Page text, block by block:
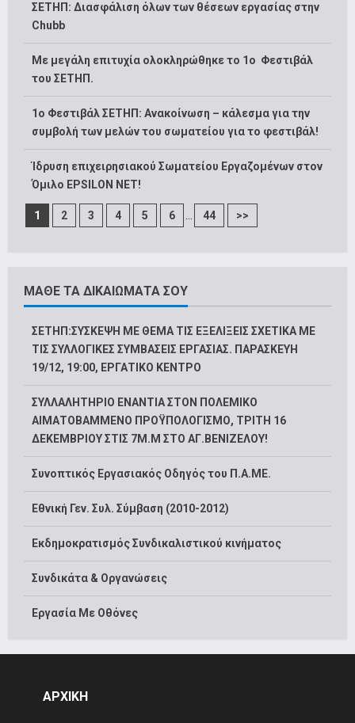
ΣΕΤΗΠ: Διασφάλιση όλων των θέσεων εργασίας στην
Chubb
Με μεγάλη επιτυχία ολοκληρώθηκε το 1ο Φεστιβάλ
του ΣΕΤΗΠ.
1o Φεστιβάλ ΣΕΤΗΠ: Ανακοίνωση – κάλεσμα για την
συμβολή των μελών του σωματείου για το φεστιβάλ!
Ίδρυση επιχειρησιακού Σωματείου Εργαζομένων στον
Όμιλο EPSILON NET!
1 2 3 4 5 6 ... 44 >>
ΜΑΘΕ ΤΑ ΔΙΚΑΙΩΜΑΤΑ ΣΟΥ
ΣΕΤΗΠ:ΣΥΣΚΕΨΗ ΜΕ ΘΕΜΑ ΤΙΣ ΕΞΕΛΙΞΕΙΣ ΣΧΕΤΙΚΑ ΜΕ
ΤΙΣ ΣΥΛΛΟΓΙΚΕΣ ΣΥΜΒΑΣΕΙΣ ΕΡΓΑΣΙΑΣ. ΠΑΡΑΣΚΕΥΗ
19/12, 19:00, ΕΡΓΑΤΙΚΟ ΚΕΝΤΡΟ
ΣΥΛΛΑΛΗΤΗΡΙΟ ΕΝΑΝΤΙΑ ΣΤΟΝ ΠΟΛΕΜΙΚΟ
ΑΙΜΑΤΟΒΑΜΜΕΝΟ ΠΡΟΫΠΟΛΟΓΙΣΜΟ, ΤΡΙΤΗ 16
ΔΕΚΕΜΒΡΙΟΥ ΣΤΙΣ 7Μ.Μ ΣΤΟ ΑΓ.ΒΕΝΙΖΕΛΟΥ!
Συνοπτικός Εργασιακός Οδηγός του Π.Α.ΜΕ.
Εθνική Γεν. Συλ. Σύμβαση (2010-2012)
Εκδημοκρατισμός Συνδικαλιστικού κινήματος
Συνδικάτα & Οργανώσεις
Εργασία Με Οθόνες
ΑΡΧΙΚΗ